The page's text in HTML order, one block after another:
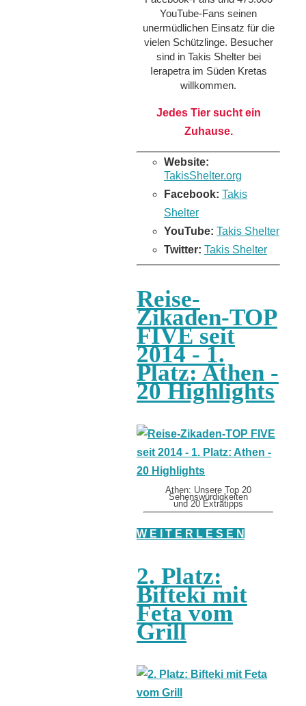
YouTube-Fans seinen
unermüdlichen Einsatz für die
vielen Schützlinge. Besucher
sind in Takis Shelter bei
Ierapetra im Süden Kretas
willkommen.
Jedes Tier sucht ein
Zuhause.
Website:
TakisShelter.org
Facebook: Takis
Shelter
YouTube: Takis Shelter
Twitter: Takis Shelter
Reise-
Zikaden-TOP
FIVE seit
2014 - 1.
Platz: Athen -
20 Highlights
Athen: Unsere Top 20
Sehenswürdigkeiten
und 20 Extratipps
W E I T E R L E S E N
2. Platz:
Bifteki mit
Feta vom
Grill